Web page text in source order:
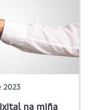
2023
na miña